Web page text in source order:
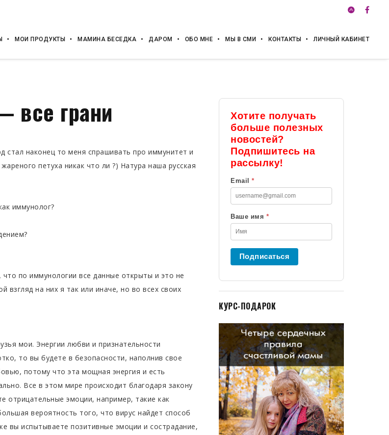
МОИ ПРОДУКТЫ МАМИНА БЕСЕДКА ДАРОМ ОБО МНЕ МЫ В СМИ КОНТАКТЫ ЛИЧНЫЙ КАБИНЕТ
все грани
стал наконец то меня спрашивать про иммунитет и
петуха никак что ли ?) Натура наша русская
иммунолог?
по иммунологии все данные открыты и это не
взгляд на них я так или иначе, но во всех своих
мои. Энергии любви и признательности
то вы будете в безопасности, наполнив свое
потому что эта мощная энергия и есть
Все в этом мире происходит благодаря закону
отрицательные эмоции, например, такие как
вероятность того, что вирус найдет способ
вы испытываете позитивные эмоции и сострадание,
Хотите получать
больше полезных
новостей?
Подпишитесь на
рассылку!
Email *
Ваше имя *
Подписаться
КУРС-ПОДАРОК